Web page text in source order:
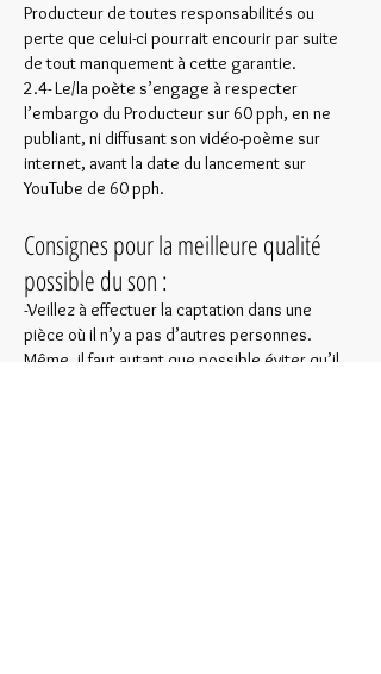
Producteur de toutes responsabilités ou
perte que celui-ci pourrait encourir par suite
de tout manquement à cette garantie.
2.4- Le/la poète s’engage à respecter
l’embargo du Producteur sur 60 pph, en ne
publiant, ni diffusant son vidéo-poème sur
internet, avant la date du lancement sur
YouTube de 60 pph.
Consignes pour la meilleure qualité
possible du son :
-Veillez à effectuer la captation dans une
pièce où il n’y a pas d’autres personnes.
Même, il faut autant que possible éviter qu’il